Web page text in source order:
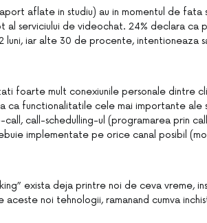
aflate in studiu) au in momentul de fata
serviciului de videochat. 24% declara ca
luni, iar alte 30 de procente, intentioneaza
foarte mult conexiunile personale dintre
ca functionalitatile cele mai importante ale
call-schedulling-ul (programarea prin
implementate pe orice canal posibil
exista deja printre noi de ceva vreme,
noi tehnologii, ramanand cumva